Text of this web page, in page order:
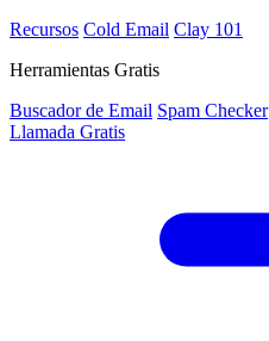
Recursos Cold Email Clay 101
Herramientas Gratis
Buscador de Email Spam Checker
Llamada Gratis